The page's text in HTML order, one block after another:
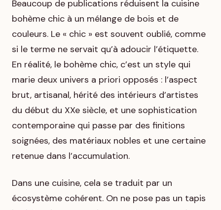
Beaucoup de publications réduisent la cuisine
bohème chic à un mélange de bois et de
couleurs. Le « chic » est souvent oublié, comme
si le terme ne servait qu’à adoucir l’étiquette.
En réalité, le bohème chic, c’est un style qui
marie deux univers a priori opposés : l’aspect
brut, artisanal, hérité des intérieurs d’artistes
du début du XXe siècle, et une sophistication
contemporaine qui passe par des finitions
soignées, des matériaux nobles et une certaine
retenue dans l’accumulation.
Dans une cuisine, cela se traduit par un
écosystème cohérent. On ne pose pas un tapis